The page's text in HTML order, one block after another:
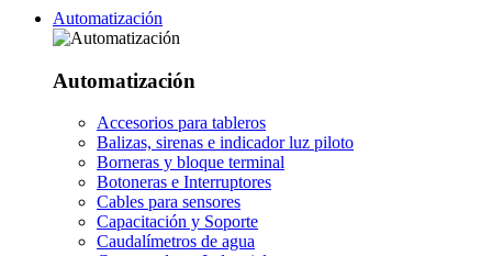
Automatización
Automatización
Accesorios para tableros
Balizas, sirenas e indicador luz piloto
Borneras y bloque terminal
Botoneras e Interruptores
Cables para sensores
Capacitación y Soporte
Caudalímetros de agua